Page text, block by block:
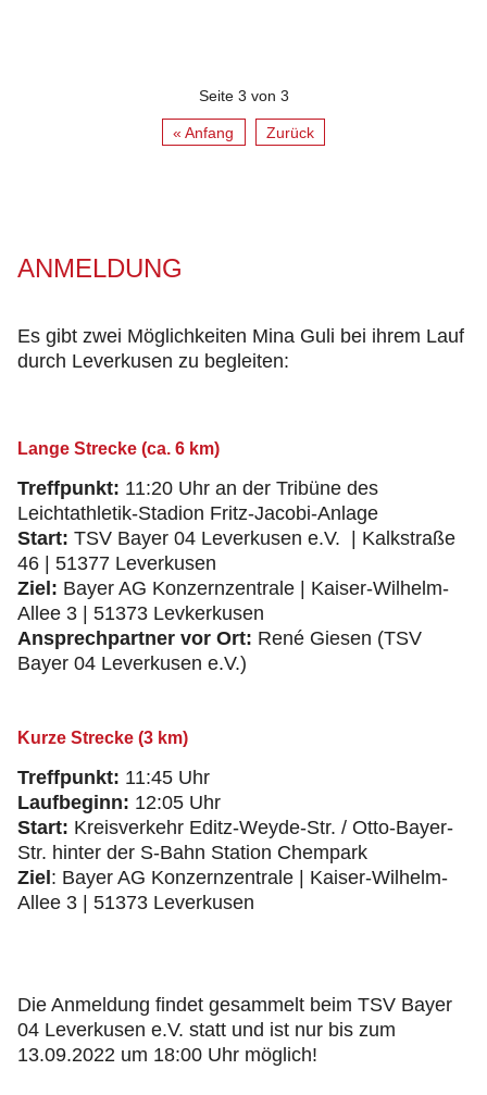
Seite 3 von 3
« Anfang Zurück
ANMELDUNG
Es gibt zwei Möglichkeiten Mina Guli bei ihrem Lauf
durch Leverkusen zu begleiten:
Lange Strecke (ca. 6 km)
Treffpunkt: 11:20 Uhr an der Tribüne des
Leichtathletik-Stadion Fritz-Jacobi-Anlage
Start: TSV Bayer 04 Leverkusen e.V. | Kalkstraße
46 | 51377 Leverkusen
Ziel: Bayer AG Konzernzentrale | Kaiser-Wilhelm-
Allee 3 | 51373 Levkerkusen
Ansprechpartner vor Ort: René Giesen (TSV
Bayer 04 Leverkusen e.V.)
Kurze Strecke (3 km)
Treffpunkt: 11:45 Uhr
Laufbeginn: 12:05 Uhr
Start: Kreisverkehr Editz-Weyde-Str. / Otto-Bayer-
Str. hinter der S-Bahn Station Chempark
Ziel : Bayer AG Konzernzentrale | Kaiser-Wilhelm-
Allee 3 | 51373 Leverkusen
Die Anmeldung findet gesammelt beim TSV Bayer
04 Leverkusen e.V. statt und ist nur bis zum
13.09.2022 um 18:00 Uhr möglich!